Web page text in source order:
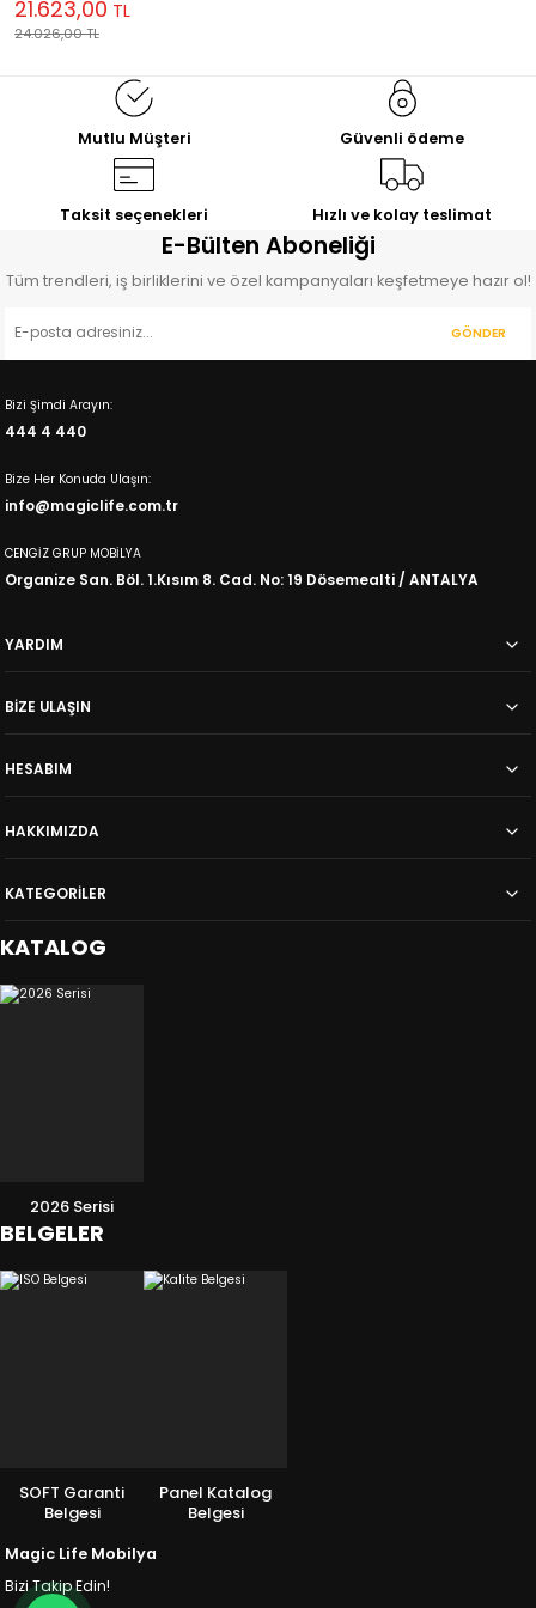
21.623,00 TL
24.026,00TL
Mutlu Müşteri Güvenli ödeme
Taksit seçenekleri Hızlı ve kolay teslimat
E-Bülten Aboneliği
Tüm trendleri, iş birliklerini ve özel kampanyaları keşfetmeye hazır ol!
GÖNDER
Bizi Şimdi Arayın:
444 4 440
Bize Her Konuda Ulaşın:
info@magiclife.com.tr
CENGİZ GRUP MOBİLYA
Organize San. Böl. 1.Kısım 8. Cad. No: 19 Dösemealti / ANTALYA
YARDIM
BİZE ULAŞIN
HESABIM
HAKKIMIZDA
KATEGORİLER
KATALOG
2026 Serisi
BELGELER
SOFT Garanti
Belgesi
Panel Katalog
Belgesi
Magic Life Mobilya
Bizi Takip Edin!